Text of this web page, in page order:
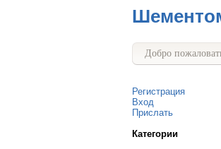
Добро
Регистрация
Вход
Прислать
Категории